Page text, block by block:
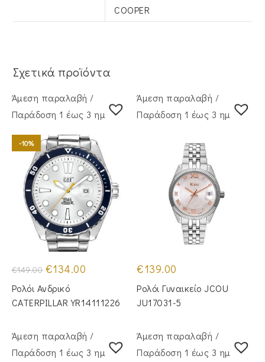
COOPER
Σχετικά προϊόντα
Άμεση παραλαβή /
Παράδoση 1 έως 3 ημέρες
-10%
€149.00 Original
price
was:
€149.00.
€134.00
€134.00.
Ρολόι Ανδρικό
CATERPILLAR YR14111226
Άμεση παραλαβή /
Παράδoση 1 έως 3 ημέρες
€139.00
Ρολόι Γυναικείο JCOU
JU17031-5
Άμεση παραλαβή /
Παράδoση 1 έως 3 ημέρες
Άμεση παραλαβή /
Παράδoση 1 έως 3 ημέρες